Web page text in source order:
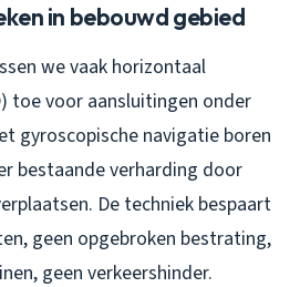
in bebouwd gebied
we vaak horizontaal
toe voor aansluitingen onder
gyroscopische navigatie boren
bestaande verharding door
De techniek bespaart
geen opgebroken bestrating,
geen verkeershinder.